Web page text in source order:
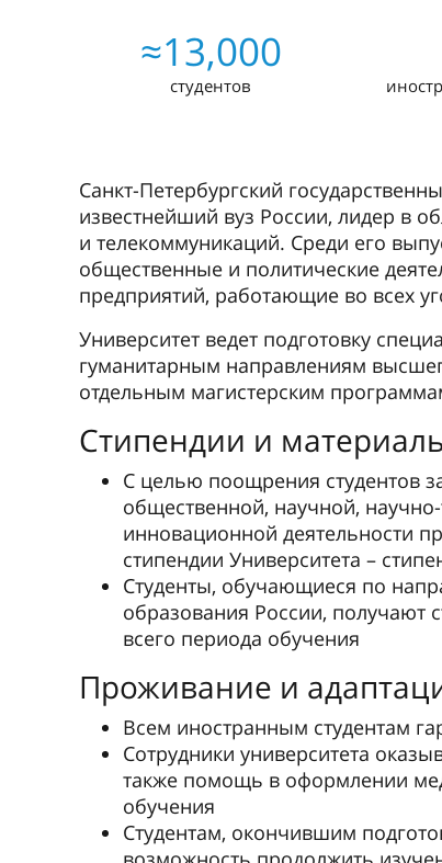
≈13,000
студентов
Санкт-Петербургский
известнейший вуз России, лидер в
и телекоммуникаций. Среди его
общественные и политические
предприятий, работающие во всех
Университет ведет подготовку
гуманитарным направлениям
отдельным магистерским
Стипендии и
С целью поощрения студентов
общественной, научной,
инновационной деятельности
стипендии Университета –
Студенты, обучающиеся по
образования России, получают
всего периода обучения
Проживание и
Всем иностранным студентам
Сотрудники университета
также помощь в оформлении
обучения
Студентам, окончившим